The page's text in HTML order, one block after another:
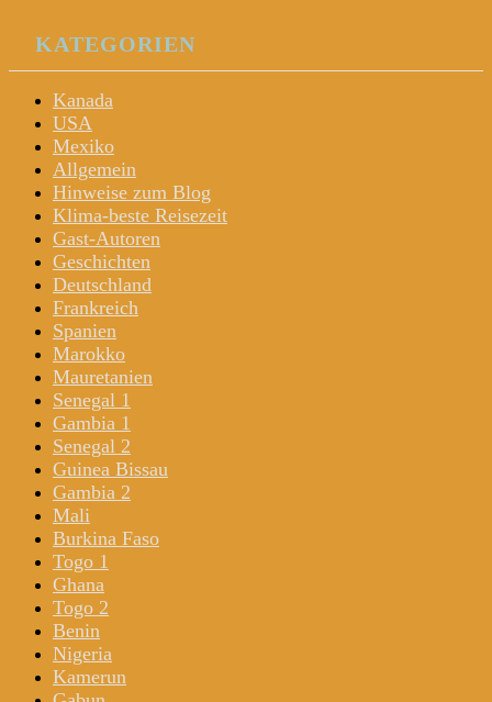
KATEGORIEN
Kanada
USA
Mexiko
Allgemein
Hinweise zum Blog
Klima-beste Reisezeit
Gast-Autoren
Geschichten
Deutschland
Frankreich
Spanien
Marokko
Mauretanien
Senegal 1
Gambia 1
Senegal 2
Guinea Bissau
Gambia 2
Mali
Burkina Faso
Togo 1
Ghana
Togo 2
Benin
Nigeria
Kamerun